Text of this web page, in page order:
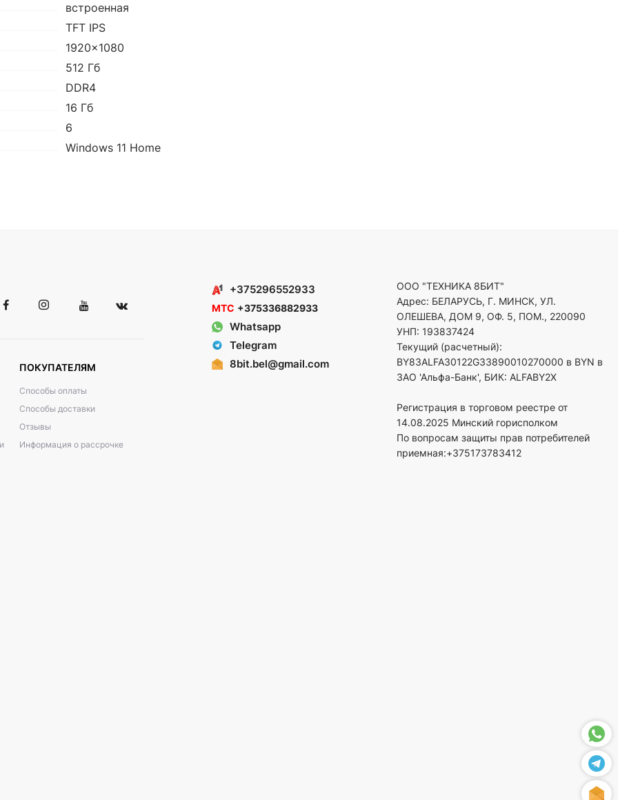
встроенная
TFT IPS
1920x1080
512 Гб
DDR4
16 Гб
6
Windows 11 Home
ПОКУПАТЕЛЯМ
Способы оплаты
Способы доставки
Отзывы
Информация о рассрочке
+375296552933
МТС +375336882933
Whatsapp
Telegram
8bit.bel@gmail.com
ООО "ТЕХНИКА 8БИТ"
Адрес: БЕЛАРУСЬ, Г. МИНСК, УЛ.
ОЛЕШЕВА, ДОМ 9, ОФ. 5, ПОМ., 220090
УНП: 193837424
Текущий (расчетный):
BY83ALFA30122G33890010270000 в BYN в
ЗАО 'Альфа-Банк', БИК: ALFABY2X
Регистрация в торговом реестре от
14.08.2025 Минский горисполком
По вопросам защиты прав потребителей
приемная:+375173783412